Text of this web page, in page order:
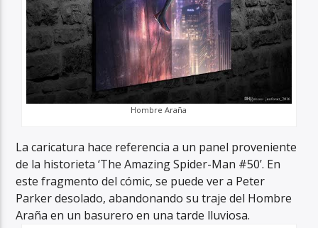
Hombre Araña
La caricatura hace referencia a un panel proveniente
de la historieta ‘The Amazing Spider-Man #50’. En
este fragmento del cómic, se puede ver a Peter
Parker desolado, abandonando su traje del Hombre
Araña en un basurero en una tarde lluviosa.